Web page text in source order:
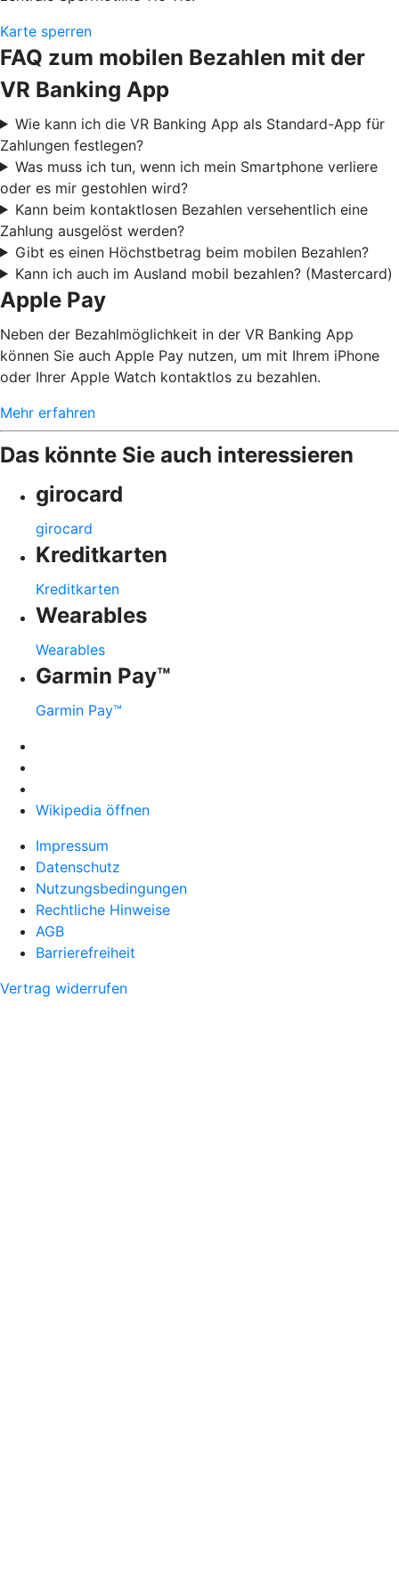
Karte sperren
FAQ zum mobilen Bezahlen mit der
VR Banking App
Wie kann ich die VR Banking App als Standard-App für
Zahlungen festlegen?
Was muss ich tun, wenn ich mein Smartphone verliere
oder es mir gestohlen wird?
Kann beim kontaktlosen Bezahlen versehentlich eine
Zahlung ausgelöst werden?
Gibt es einen Höchstbetrag beim mobilen Bezahlen?
Kann ich auch im Ausland mobil bezahlen? (Mastercard)
Apple Pay
Neben der Bezahlmöglichkeit in der VR Banking App
können Sie auch Apple Pay nutzen, um mit Ihrem iPhone
oder Ihrer Apple Watch kontaktlos zu bezahlen.
Mehr erfahren
Das könnte Sie auch interessieren
girocard
girocard
Kreditkarten
Kreditkarten
Wearables
Wearables
Garmin Pay™
Garmin Pay™
Wikipedia öffnen
Impressum
Datenschutz
Nutzungsbedingungen
Rechtliche Hinweise
AGB
Barrierefreiheit
Vertrag widerrufen